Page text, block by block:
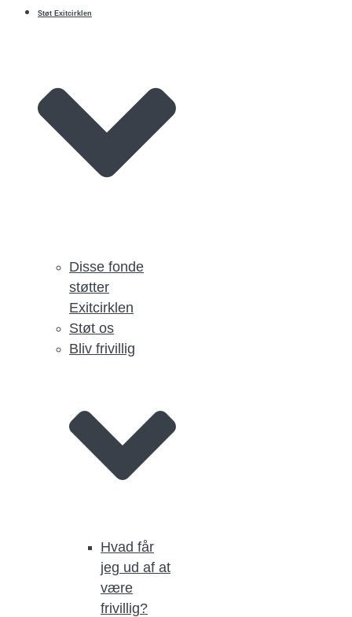
Støt Exitcirklen
Disse fonde
støtter
Exitcirklen
Støt os
Bliv frivillig
Hvad får
jeg ud af at
være
frivillig?